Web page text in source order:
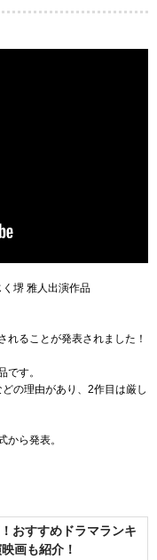
く堺 雅人出演作品
ることが発表されました！
です。
の理由があり、2作目は厳し
から発表。
おすすめドラマランキ
画も紹介！